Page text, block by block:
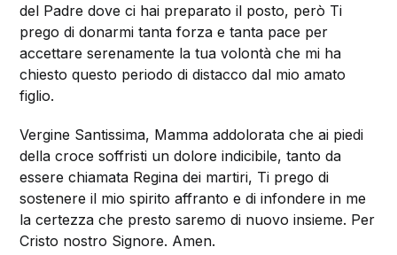
del Padre dove ci hai preparato il posto, però Ti
prego di donarmi tanta forza e tanta pace per
accettare serenamente la tua volontà che mi ha
chiesto questo periodo di distacco dal mio amato
figlio.
Vergine Santissima, Mamma addolorata che ai piedi
della croce soffristi un dolore indicibile, tanto da
essere chiamata Regina dei martiri, Ti prego di
sostenere il mio spirito affranto e di infondere in me
la certezza che presto saremo di nuovo insieme. Per
Cristo nostro Signore. Amen.